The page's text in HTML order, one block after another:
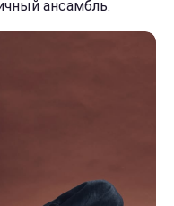
ансамбль.